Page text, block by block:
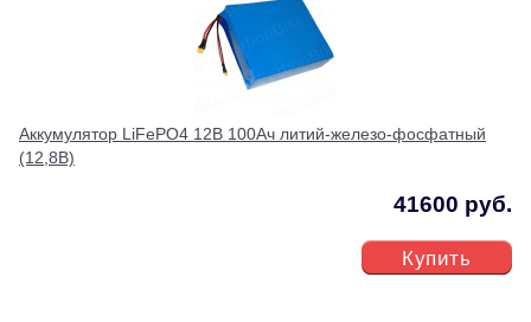
Аккумулятор LiFePO4 12В 100Ач литий-железо-фосфатный
(12,8В)
41600 руб.
Купить